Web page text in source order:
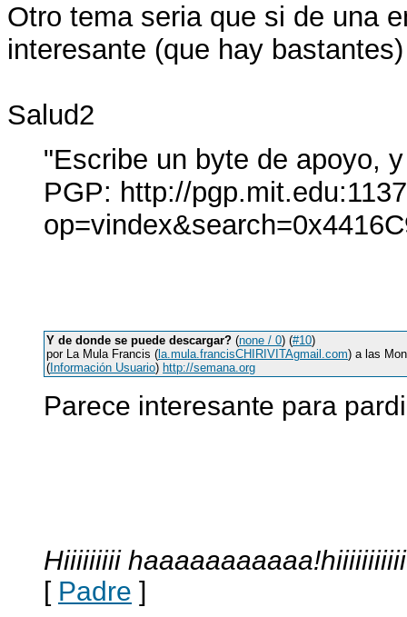
Otro tema seria que si de una
interesante (que hay
Salud2
"Escribe un byte de apoyo,
PGP: http://
Y de donde se puede descargar? (none / 0) (#10)
por La Mula Francis ( la.mula.francisCHIRIVITAgmail.com) a las
( Información Usuario) http://semana.org
Parece interesante para
Hiiiiiiiii
[ Padre ]